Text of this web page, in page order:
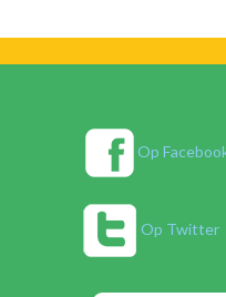
Op
Op Twitter